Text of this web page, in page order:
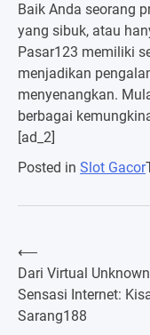
Baik Anda seorang
yang sibuk, atau
Pasar123 memiliki
menjadikan
menyenangkan.
berbagai
[ad_2]
Posted in Slot Gacor
Post
⟵
Dari Virtual
Sensasi Internet:
Sarang188